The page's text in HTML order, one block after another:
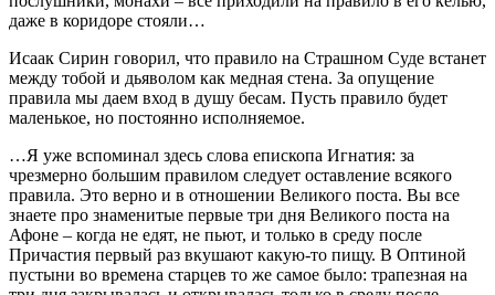
даже в коридоре стояли…
Исаак Сирин говорил, что правило на Страшном Суде встанет
между тобой и дьяволом как медная стена. За опущение
правила мы даем вход в душу бесам. Пусть правило будет
маленькое, но постоянно исполняемое.
…Я уже вспоминал здесь слова епископа Игнатия: за
чрезмерно большим правилом следует оставление всякого
правила. Это верно и в отношении Великого поста. Вы все
знаете про знаменитые первые три дня Великого поста на
Афоне – когда не едят, не пьют, и только в среду после
Причастия первый раз вкушают какую-то пищу. В Оптиной
пустыни во времена старцев то же самое было: трапезная на